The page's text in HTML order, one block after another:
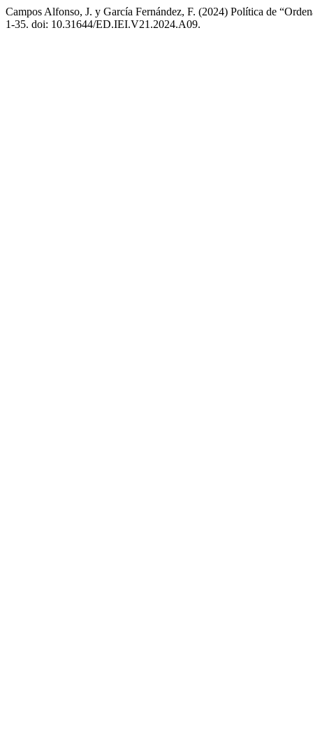
Campos Alfonso, J. y García Fernández, F. (2024) Política de
1-35. doi: 10.31644/ED.IEI.V21.2024.A09.